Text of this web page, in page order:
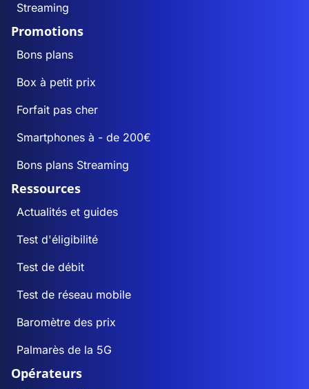
Streaming
Promotions
Bons plans
Box à petit prix
Forfait pas cher
Smartphones à - de 200€
Bons plans Streaming
Ressources
Actualités et guides
Test d'éligibilité
Test de débit
Test de réseau mobile
Baromètre des prix
Palmarès de la 5G
Opérateurs